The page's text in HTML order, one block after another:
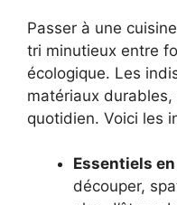
Passer à une
tri minutieux entre
écologique. Les
matériaux
quotidien. Voici les
Essentiels
découper,